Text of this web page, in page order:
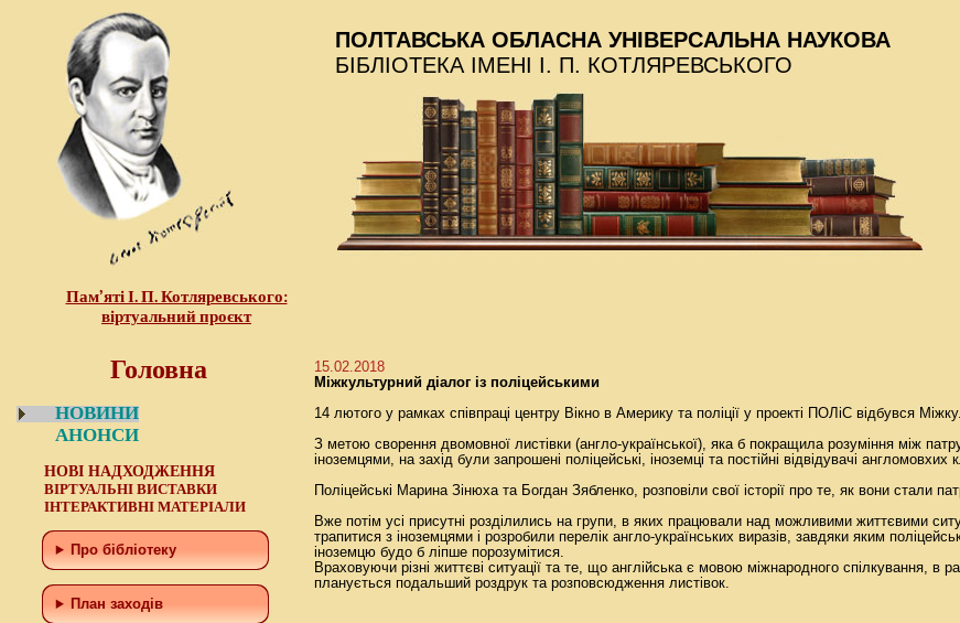
Пам’яті І. П. Котляревського:
віртуальний проєкт
ПОЛТАВСЬКА ОБЛАСНА УНІВЕРСАЛЬНА НАУКОВА
БІБЛІОТЕКА ІМЕНІ І. П. КОТЛЯРЕВСЬКОГО
Головна
НОВИНИ
АНОНСИ
НОВІ НАДХОДЖЕННЯ
ВІРТУАЛЬНІ ВИСТАВКИ
ІНТЕРАКТИВНІ МАТЕРІАЛИ
Про бібліотеку
План заходів
15.02.2018
Міжкультурний діалог із поліцейськими
14 лютого у рамках співпраці центру Вікно в Америку та поліції у проекті ПОЛіС відбувся
З метою сворення двомовної листівки (англо-української), яка б покращила розуміння між
іноземцями, на захід були запрошені поліцейські, іноземці та постійні відвідувачі англомовхих
Поліцейські Марина Зінюха та Богдан Зябленко, розповіли свої історії про те, як вони стали
Вже потім усі присутні розділились на групи, в яких працювали над можливими життєвими
трапитися з іноземцями і розробили перелік англо-українських виразів, завдяки яким
іноземцю будо б ліпше порозумітися.
Враховуючи різні життєві ситуації та те, що англійська є мовою міжнародного спілкування, в
планується подальший роздрук та розповсюдження листівок.